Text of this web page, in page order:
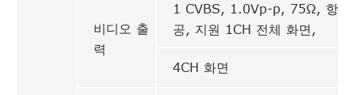
비디오 출
력
1 CVBS, 1.0Vp-p, 75Ω, 항
공, 지원 1CH 전체 화면,
4CH 화면